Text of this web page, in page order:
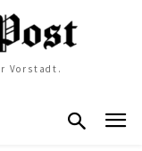
Vorstadt.